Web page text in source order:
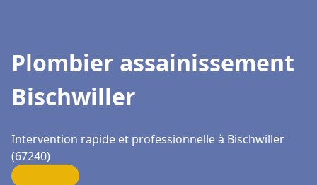
Plombier assainissement
Bischwiller
Intervention rapide et professionnelle à Bischwiller
(67240)